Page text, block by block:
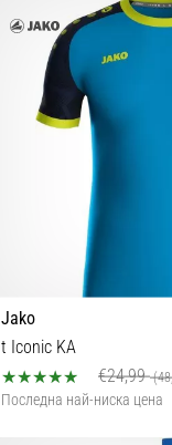
Jako
t Iconic KA
€24,99
Последна най-ниска цена